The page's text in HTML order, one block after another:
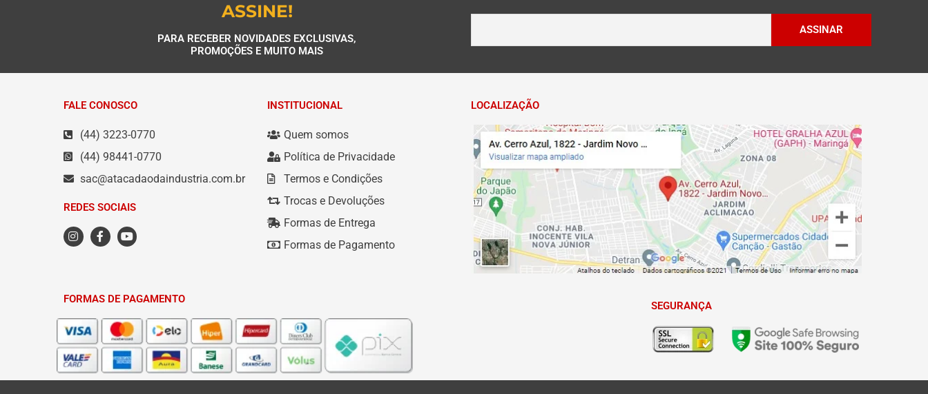
ASSINE!
PARA RECEBER NOVIDADES EXCLUSIVAS,
PROMOÇÕES E MUITO MAIS
ASSINAR
FALE CONOSCO
(44) 3223-0770
(44) 98441-0770
sac@atacadaodaindustria.com.br
REDES SOCIAIS
INSTITUCIONAL
Quem somos
Política de Privacidade
Termos e Condições
Trocas e Devoluções
Formas de Entrega
Formas de Pagamento
LOCALIZAÇÃO
FORMAS DE PAGAMENTO
SEGURANÇA